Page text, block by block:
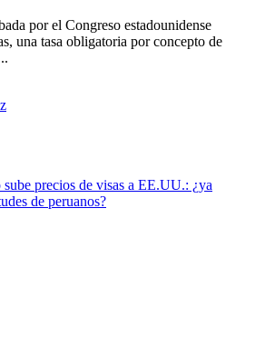
por el Congreso estadounidense
una tasa obligatoria por concepto de